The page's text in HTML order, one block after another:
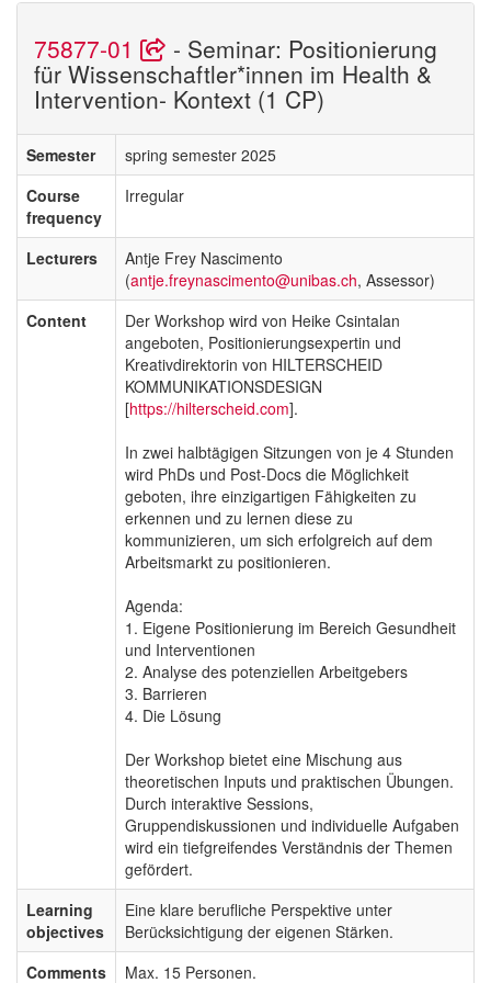
75877-01 - Seminar: Positionierung
für Wissenschaftler*innen im Health &
Intervention- Kontext (1 CP)
Semester
spring semester 2025
Course
frequency
Irregular
Lecturers
Antje Frey Nascimento
(antje.freynascimento@unibas.ch, Assessor)
Content
Der Workshop wird von Heike Csintalan
angeboten, Positionierungsexpertin und
Kreativdirektorin von HILTERSCHEID
KOMMUNIKATIONSDESIGN
[https://hilterscheid.com].
In zwei halbtägigen Sitzungen von je 4 Stunden
wird PhDs und Post-Docs die Möglichkeit
geboten, ihre einzigartigen Fähigkeiten zu
erkennen und zu lernen diese zu
kommunizieren, um sich erfolgreich auf dem
Arbeitsmarkt zu positionieren.
Agenda:
1. Eigene Positionierung im Bereich Gesundheit
und Interventionen
2. Analyse des potenziellen Arbeitgebers
3. Barrieren
4. Die Lösung
Der Workshop bietet eine Mischung aus
theoretischen Inputs und praktischen Übungen.
Durch interaktive Sessions,
Gruppendiskussionen und individuelle Aufgaben
wird ein tiefgreifendes Verständnis der Themen
gefördert.
Learning
objectives
Eine klare berufliche Perspektive unter
Berücksichtigung der eigenen Stärken.
Comments
Max. 15 Personen.